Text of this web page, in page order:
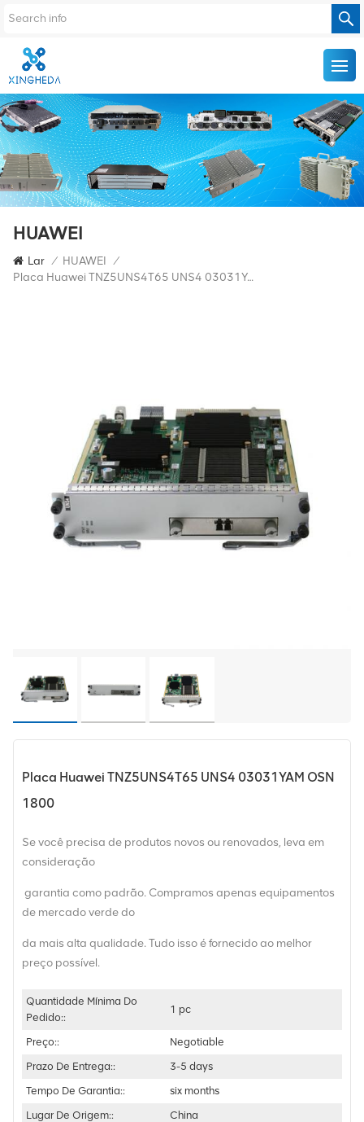
HUAWEI
Lar / HUAWEI /
Placa Huawei TNZ5UNS4T65 UNS4 03031YAM OSN 1800
Placa Huawei TNZ5UNS4T65 UNS4 03031YAM OSN
1800
Se você precisa de produtos novos ou renovados, leva em
consideração
garantia como padrão. Compramos apenas equipamentos
de mercado verde do
da mais alta qualidade. Tudo isso é fornecido ao melhor
preço possível.
Quantidade Mínima Do
Pedido::
1 pc
Preço::
Negotiable
Prazo De Entrega::
3-5 days
Tempo De Garantia::
six months
Lugar De Origem::
China